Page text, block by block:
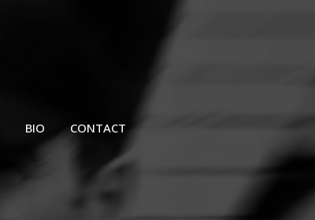
BIO CONTACT